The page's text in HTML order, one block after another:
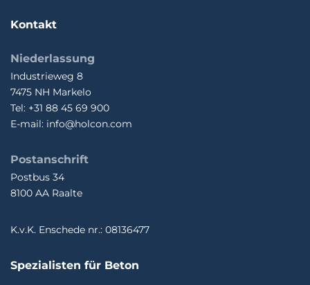
Kontakt
Niederlassung
Industrieweg 8
7475 NH Markelo
Tel: +31 88 45 69 900
E-mail: info@holcon.com
Postanschrift
Postbus 34
8100 AA Raalte
K.v.K. Enschede nr.: 08136477
Spezialisten für Beton